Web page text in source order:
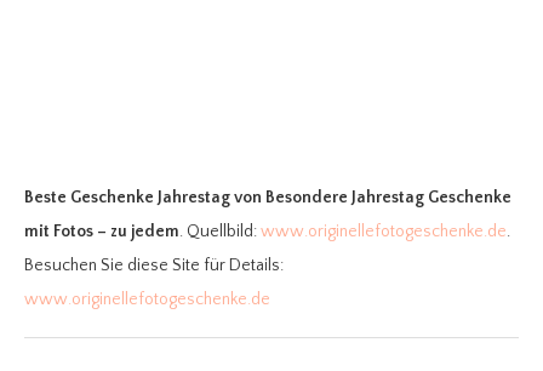
Beste Geschenke Jahrestagvon Besondere Jahrestag Geschenke
mit Fotos – zu jedem. Quellbild:www.originellefotogeschenke.de.
Besuchen Sie diese Site für Details:
www.originellefotogeschenke.de